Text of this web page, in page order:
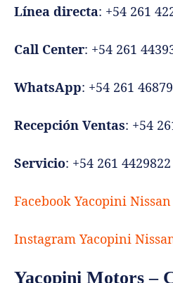
Línea directa: +54 261
Call Center: +54 261
WhatsApp: +54 261
Recepción Ventas: +54
Servicio: +54 261 4429822
Facebook Yacopini Nissan
Instagram Yacopini
Yacopini Motors –